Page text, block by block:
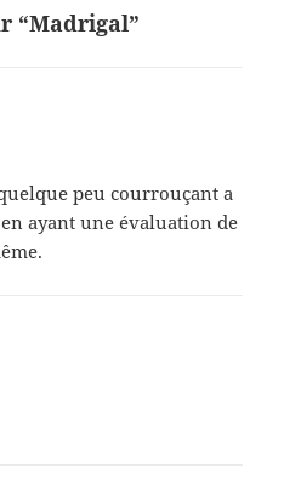
“Madrigal”
peu courrouçant a
ayant une évaluation de